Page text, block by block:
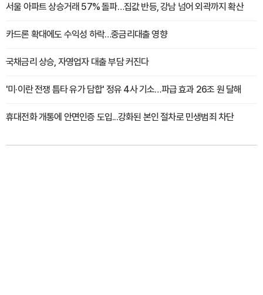
서울 아파트 상승거래 57% 돌파…집값 반등, 강남 넘어 외곽까지 확산
카드론 확대에도 수익성 하락…중금리대출 영향
국채금리 상승, 자영업자 대출 부담 커진다
'미·이란 전쟁 틈타 유가 담합' 정유 4사 기소…파급 효과 26조 원 달해
휴대전화 개통에 안면인증 도입...강화된 본인 절차로 민생범죄 차단